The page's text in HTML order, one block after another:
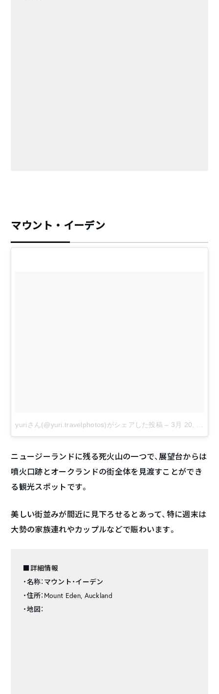
マウント・イーデン
yuriさん(@yuri.travelphotos)がシェアした投稿 – 3月 20, 2018 at 1:37午後 PDT
ニュージーランドに残る死火山の一つで、展望台からは
噴火口跡とオークランドの街全体を見渡すことができ
る観光スポットです。
美しい街並みが間近に見下ろせるとあって、特に週末は
大勢の家族連れやカップルなどで賑わいます。
■詳細情報
・名称：マウント・イーデン
・住所：Mount Eden, Auckland
・地図：